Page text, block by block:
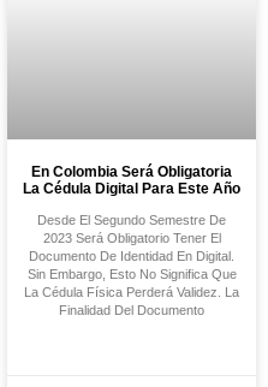
En Colombia Será Obligatoria
La Cédula Digital Para Este Año
Desde El Segundo Semestre De
2023 Será Obligatorio Tener El
Documento De Identidad En Digital.
Sin Embargo, Esto No Significa Que
La Cédula Física Perderá Validez. La
Finalidad Del Documento